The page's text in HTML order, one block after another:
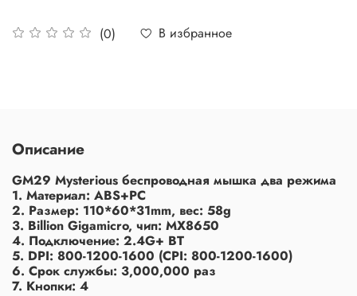
(0) В избранное
Описание
GM29 Mysterious беспроводная мышка два режима
1. Материал: ABS+PC
2. Размер: 110*60*31mm, вес: 58g
3. Billion Gigamicro, чип: MX8650
4. Подключение: 2.4G+ BT
5. DPI: 800-1200-1600 (CPI: 800-1200-1600)
6. Срок службы: 3,000,000 раз
7. Кнопки: 4